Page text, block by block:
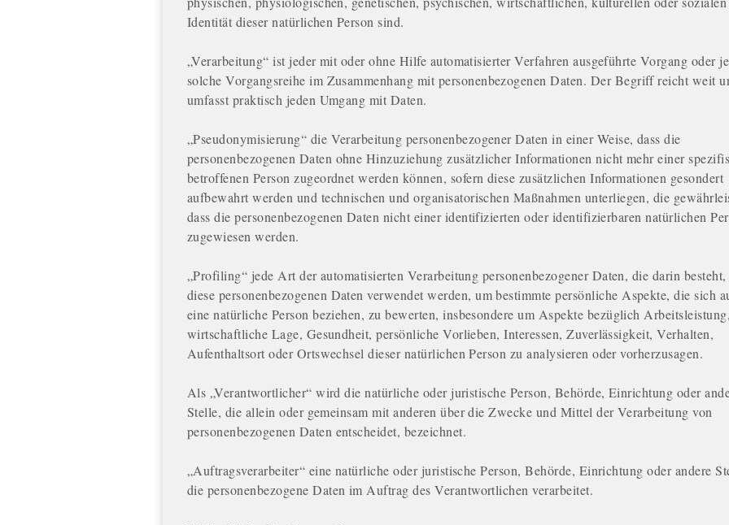
Identität dieser natürlichen Person sind.
„Verarbeitung“ ist jeder mit oder ohne Hilfe automatisierter Verfahren ausgeführte Vorgang oder
solche Vorgangsreihe im Zusammenhang mit personenbezogenen Daten. Der Begriff reicht weit
umfasst praktisch jeden Umgang mit Daten.
„Pseudonymisierung“ die Verarbeitung personenbezogener Daten in einer Weise, dass die
personenbezogenen Daten ohne Hinzuziehung zusätzlicher Informationen nicht mehr einer
betroffenen Person zugeordnet werden können, sofern diese zusätzlichen Informationen gesondert
aufbewahrt werden und technischen und organisatorischen Maßnahmen unterliegen, die
dass die personenbezogenen Daten nicht einer identifizierten oder identifizierbaren natürlichen
zugewiesen werden.
„Profiling“ jede Art der automatisierten Verarbeitung personenbezogener Daten, die darin besteht,
diese personenbezogenen Daten verwendet werden, um bestimmte persönliche Aspekte, die sich
eine natürliche Person beziehen, zu bewerten, insbesondere um Aspekte bezüglich Arbeitsleistung,
wirtschaftliche Lage, Gesundheit, persönliche Vorlieben, Interessen, Zuverlässigkeit, Verhalten,
Aufenthaltsort oder Ortswechsel dieser natürlichen Person zu analysieren oder vorherzusagen.
Als „Verantwortlicher“ wird die natürliche oder juristische Person, Behörde, Einrichtung oder
Stelle, die allein oder gemeinsam mit anderen über die Zwecke und Mittel der Verarbeitung von
personenbezogenen Daten entscheidet, bezeichnet.
„Auftragsverarbeiter“ eine natürliche oder juristische Person, Behörde, Einrichtung oder andere
die personenbezogene Daten im Auftrag des Verantwortlichen verarbeitet.